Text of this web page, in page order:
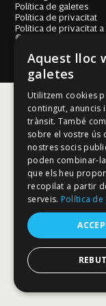
Política de galetes
Política de privacitat
Política de privacitat
© Fundació Mallorca
Disseny i
Aquest lloc
galetes
Utilitzem cookies
contingut, anuncis
trànsit. També
sobre el vostre ús
nostres socis
poden combinar-
que els heu
recopilat a partir
serveis. Política